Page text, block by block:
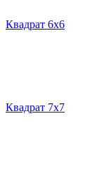
Квадрат 6х6
Квадрат 7х7